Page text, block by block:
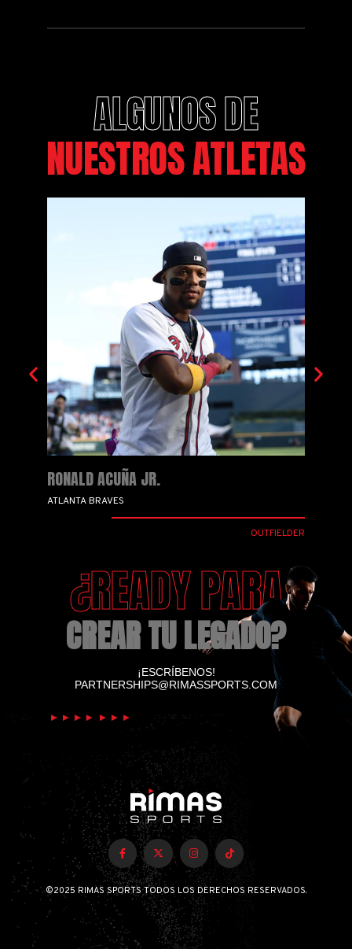
ALGUNOS DE
NUESTROS ATLETAS
RONALD ACUÑA JR.
ATLANTA BRAVES
OUTFIELDER
¿READY PARA
CREAR TU LEGADO?
¡ESCRÍBENOS!
PARTNERSHIPS@RIMASSPORTS.COM
©2025 RIMAS SPORTS TODOS LOS DERECHOS RESERVADOS.